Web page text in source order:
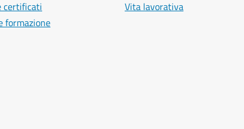
certificati
formazione
Vita lavorativa